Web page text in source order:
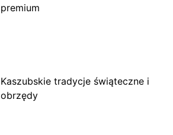
premium
Kaszubskie tradycje świąteczne i
obrzędy